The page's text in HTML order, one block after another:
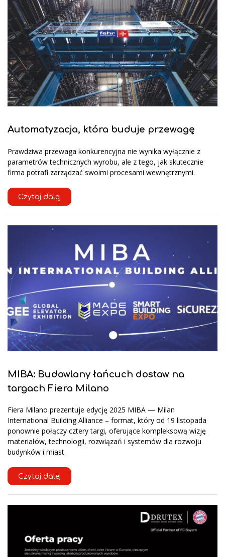
Automatyzacja, która buduje przewagę
Prawdziwa przewaga konkurencyjna nie wynika wyłącznie z
parametrów technicznych wyrobu, ale z tego, jak skutecznie
firma potrafi zarządzać swoimi procesami wewnętrznymi.
Czytaj dalej
MIBA: Budowlany łańcuch dostaw na
targach Fiera Milano
Fiera Milano prezentuje edycję 2025 MIBA — Milan
International Building Alliance – format, który od 19 listopada
ponownie połączy cztery targi, oferujące kompleksową wizję
materiałów, technologii, rozwiązań i systemów dla rozwoju
budynków i miast.
Czytaj dalej